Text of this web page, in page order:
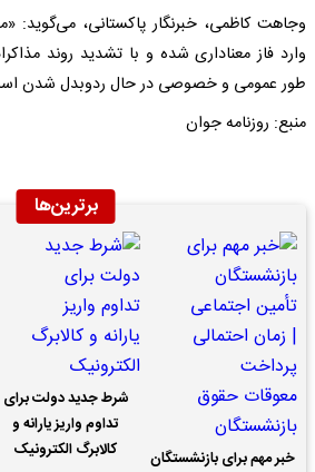
وجاهت کاظمی، خبرنگار پاکستانی، می‌گوید:
وارد فاز معناداری شده و با تشدید روند
طور عمومی و خصوصی در حال ردوبدل شدن
منبع: روزنامه جوان
برترین‌ها
خبر مهم برای بازنشستگان
شرط جدید دولت برای
تداوم واریز یارانه و
کالابرگ الکترونیک